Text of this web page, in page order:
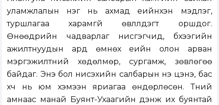
уламжлалын нэг нь ахмад үеийнхэн мэдлэг,
туршлагаа харамгүй өвлүүлдэгт оршдог.
Өнөөдрийн чадварлаг нисгэгчид, бүхээгийн
ажилтнуудын ард өмнөх үеийн олон арван
мэргэжилтний хөдөлмөр, сургамж, зөвлөгөө
байдаг. Энэ бол нисэхийн салбарын үнэ цэнэ, бас
хүч нь юм хэмээн яриагаа өндөрлөсөн. Түүний
амнаас манай Буянт-Ухаагийн дэнж их буянтай